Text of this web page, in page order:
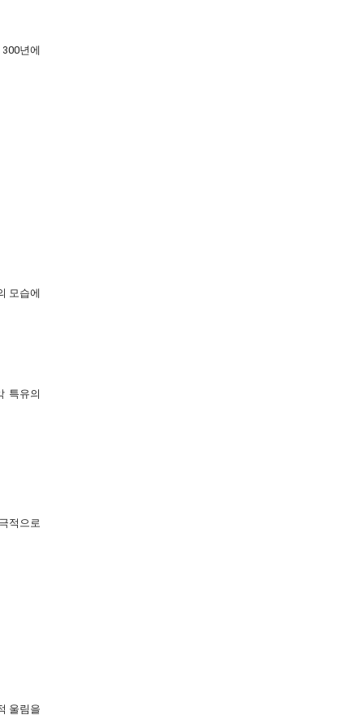
년에
모습에
특유의
적으로
울림을